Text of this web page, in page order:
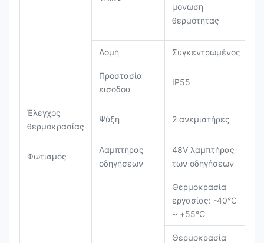
μόνωση
θερμότητας
Δομή Συγκεντρωμένος
Προστασία
εισόδου
IP55
Έλεγχος
θερμοκρασίας
Ψύξη 2 ανεμιστήρες
Φωτισμός
Λαμπτήρας
οδηγήσεων
48V λαμπτήρας
των οδηγήσεων
Θερμοκρασία
εργασίας: -40°C
~ +55°C
Θερμοκρασία